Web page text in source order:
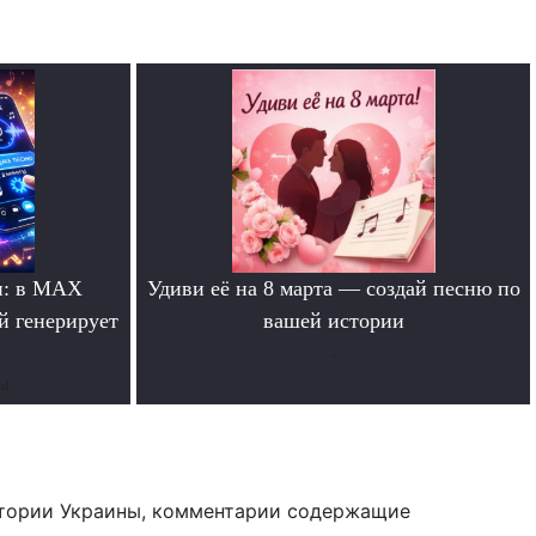
в MAX
генерирует
Удиви её на 8 марта — создай песню по
вашей истории
Украины, комментарии содержащие